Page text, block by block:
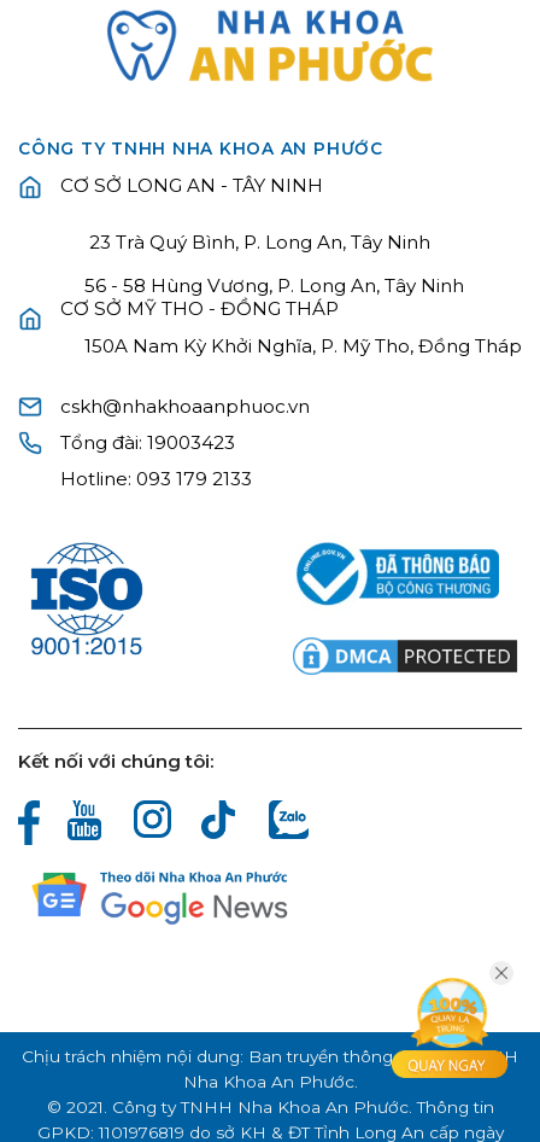
CÔNG TY TNHH NHA KHOA AN PHƯỚC
CƠ SỞ LONG AN - TÂY NINH
23 Trà Quý Bình, P. Long An, Tây Ninh
56 - 58 Hùng Vương, P. Long An, Tây Ninh
CƠ SỞ MỸ THO - ĐỒNG THÁP
150A Nam Kỳ Khởi Nghĩa, P. Mỹ Tho, Đồng Tháp
cskh@nhakhoaanphuoc.vn
Tổng đài:19003423
Hotline:093 179 2133
Kết nối với chúng tôi:
Chịu trách nhiệm nội dung: Ban truyền thông Công ty TNHH
Nha Khoa An Phước.
© 2021. Công ty TNHH Nha Khoa An Phước. Thông tin
GPKD: 1101976819 do sở KH & ĐT Tỉnh Long An cấp ngày